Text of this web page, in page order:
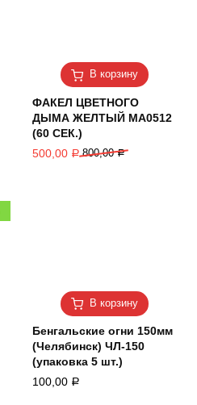
В корзину
ФАКЕЛ ЦВЕТНОГО
ДЫМА ЖЕЛТЫЙ MA0512
(60 СЕК.)
800,00Р
500,00 Р
В корзину
Бенгальские огни 150мм
(Челябинск) ЧЛ-150
(упаковка 5 шт.)
100,00 Р